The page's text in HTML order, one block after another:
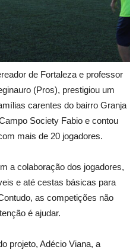
de Fortaleza e professor
(Pros), prestigiou um
carentes do bairro Granja
Society Fabio e contou
mais de 20 jogadores.
a colaboração dos jogadores,
e até cestas básicas para
as competições não
é ajudar.
projeto, Adécio Viana, a